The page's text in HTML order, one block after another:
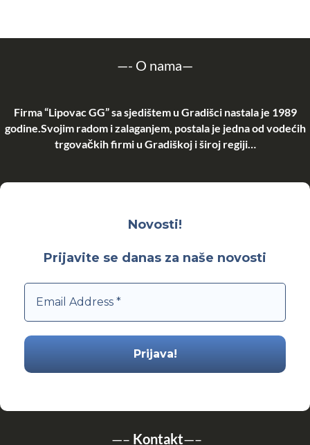
—- O nama—
Firma “Lipovac GG” sa sjedištem u Gradišci nastala je 1989
godine.Svojim radom i zalaganjem, postala je jedna od vodećih
trgovačkih firmi u Gradiškoj i široj regiji…
Novosti!
Prijavite se danas za naše novosti
—– Kontakt—–